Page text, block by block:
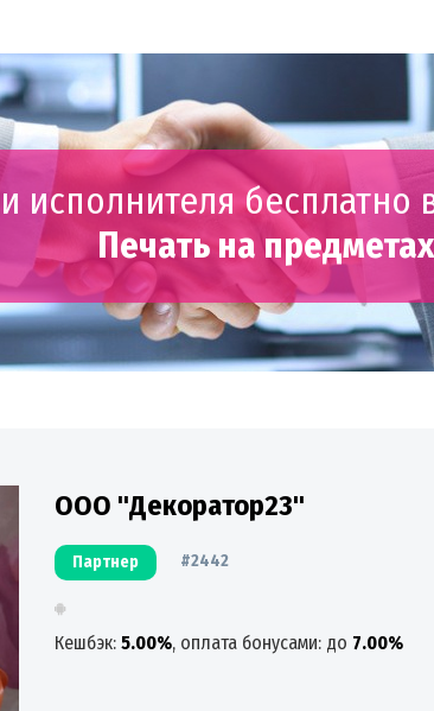
исполнителя бесплатно
Печать на предметах
ООО "Декоратор23"
Партнер #2442
Кешбэк:5.00%, оплата бонусами: до 7.00%